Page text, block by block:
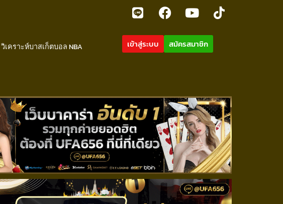
วิเคราะห์บาสเก็ตบอล NBA เข้าสู่ระบบ สมัครสมาชิก